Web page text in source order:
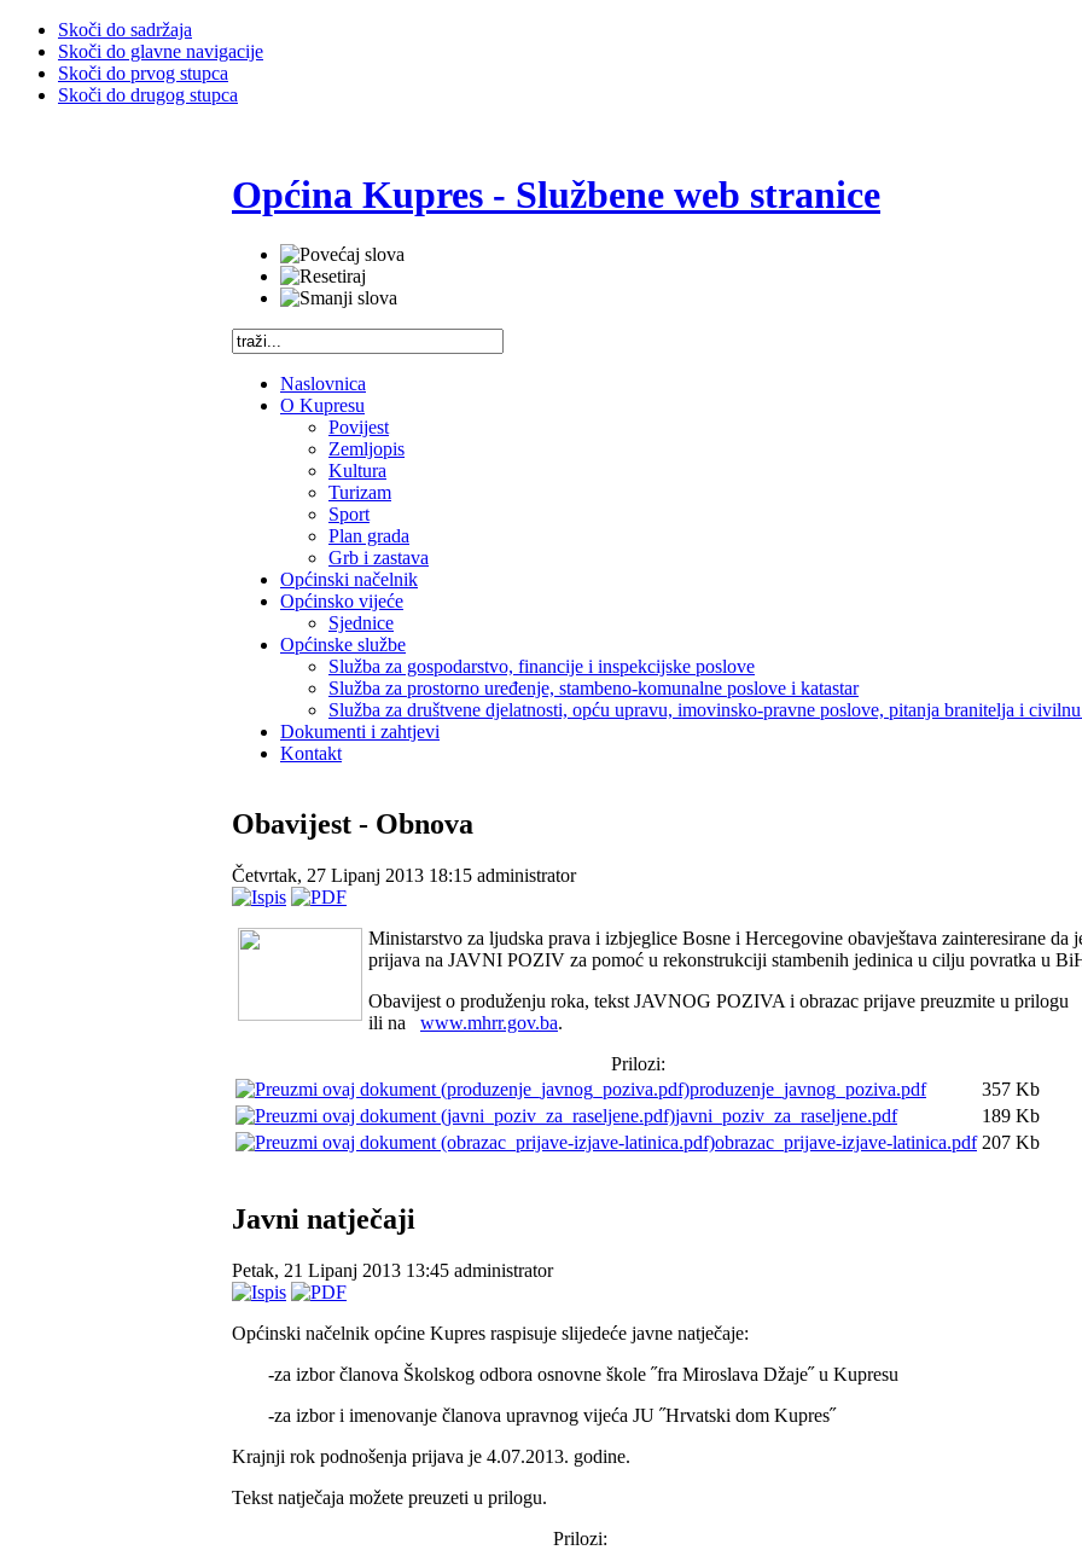
Skoči do sadržaja
Skoči do glavne navigacije
Skoči do prvog stupca
Skoči do drugog stupca
Općina Kupres - Službene web stranice
Naslovnica
O Kupresu
Povijest
Zemljopis
Kultura
Turizam
Sport
Plan grada
Grb i zastava
Općinski načelnik
Općinsko vijeće
Sjednice
Općinske službe
Služba za gospodarstvo, financije i inspekcijske poslove
Služba za prostorno uređenje, stambeno-komunalne poslove i katastar
Služba za društvene djelatnosti, opću upravu, imovinsko-pravne poslove, pitanja branitelja i
Dokumenti i zahtjevi
Kontakt
Obavijest - Obnova
Četvrtak, 27 Lipanj 2013 18:15 administrator
Ministarstvo za ljudska prava i izbjeglice Bosne i Hercegovine obavještava zainteresirane da
prijava na JAVNI POZIV za pomoć u rekonstrukciji stambenih jedinica u cilju povratka u
Obavijest o produženju roka, tekst JAVNOG POZIVA i obrazac prijave preuzmite u prilogu
ili na www.mhrr.gov.ba.
Prilozi:
produzenje_javnog_poziva.pdf
357 Kb
javni_poziv_za_raseljene.pdf
189 Kb
obrazac_prijave-izjave-latinica.pdf 207 Kb
Javni natječaji
Petak, 21 Lipanj 2013 13:45 administrator
Općinski načelnik općine Kupres raspisuje slijedeće javne natječaje:
-za izbor članova Školskog odbora osnovne škole ˝fra Miroslava Džaje˝ u Kupresu
-za izbor i imenovanje članova upravnog vijeća JU ˝Hrvatski dom Kupres˝
Krajnji rok podnošenja prijava je 4.07.2013. godine.
Tekst natječaja možete preuzeti u prilogu.
Prilozi: